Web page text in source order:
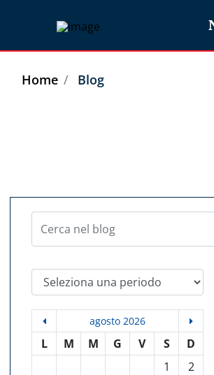
Home Blog
Seleziona una periodo
agosto 2026
L M M G V S
D
1
2